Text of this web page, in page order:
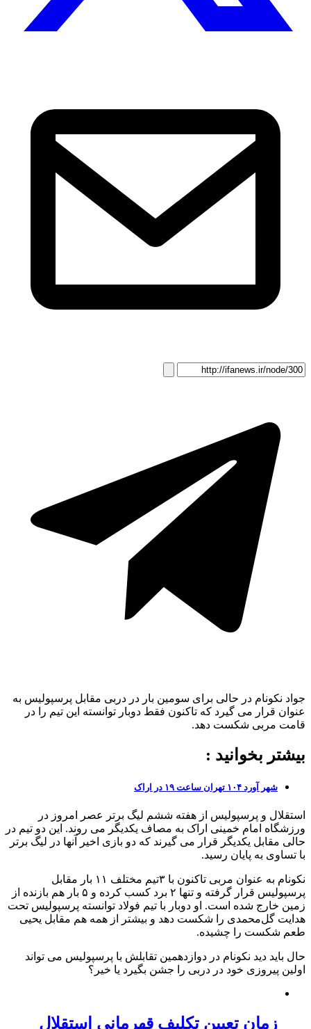
جواد نکونام در حالی برای سومین بار در دربی مقابل پرسپولیس به
عنوان قرار می گیرد که تاکنون فقط دوبار توانسته این تیم را در
قامت مربی شکست دهد.
بیشتر بخوانید :
شهر آورد ۱۰۴ تهران ساعت ۱۹ در اراک
استقلال و پرسپولیس از هفته ششم لیگ برتر عصر امروز در
ورزشگاه امام خمینی اراک به مصاف یکدیگر می روند. این دو تیم در
حالی مقابل یکدیگر قرار می گیرند که دو بازی اخیر آنها در لیگ برتر
با تساوی به پایان رسید.
نکونام به عنوان مربی تاکنون با ۳تیم مختلف ۱۱ بار مقابل
پرسپولیس قرار گرفته و تنها ۲ برد کسب کرده و ۵ بار هم بازنده از
زمین خارج شده است. او دوبار با تیم فولاد توانسته پرسپولیس تحت
هدایت گل‌محمدی را شکست دهد و بیشتر از همه هم مقابل یحیی
طعم شکست را چشیده.
حال باید دید نکونام در دوازدهمین تقابلش با پرسپولیس می تواند
اولین پیروزی خود در دربی را جشن بگیرد یا خیر؟
زمان تعیین تکلیف قهرمانی استقلال